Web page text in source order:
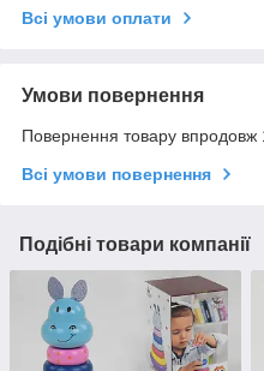
Всі умови оплати
Умови повернення
Повернення товару впродовж
Всі умови повернення
Подібні товари компанії